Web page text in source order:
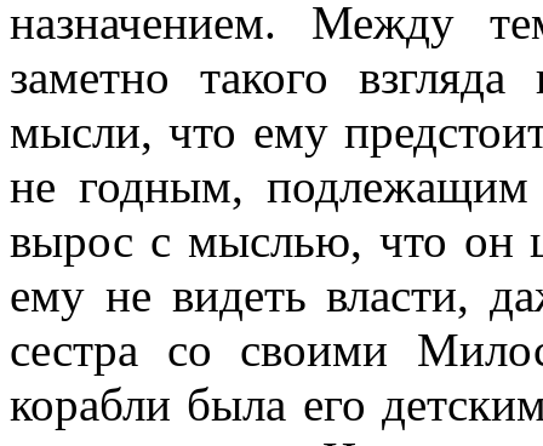
назначением. Между
заметно такого
мысли, что ему
не годным,
вырос с мыслью, что он
ему не видеть власти,
сестра со своими
корабли была его